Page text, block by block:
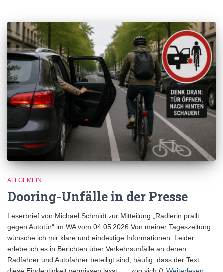
ALLGEMEIN
Dooring-Unfälle in der Presse
Leserbrief von Michael Schmidt zur Mitteilung „Radlerin prallt
gegen Autotür“ im WA vom 04.05.2026 Von meiner Tageszeitung
wünsche ich mir klare und eindeutige Informationen. Leider
erlebe ich es in Berichten über Verkehrsunfälle an denen
Radfahrer und Autofahrer beteiligt sind, häufig, dass der Text